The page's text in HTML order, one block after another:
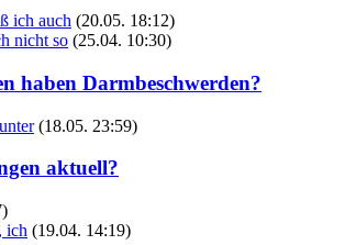
ich auch (20.05. 18:12)
nicht so (25.04. 10:30)
haben Darmbeschwerden?
(18.05. 23:59)
aktuell?
ich (19.04. 14:19)